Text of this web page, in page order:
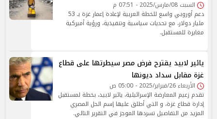
السبت 08/مارس/2025 - 07:51 م
دعم أوروبي واسع للخطة العربية لإعادة إعمار غزة بـ 53
مليار دولار، مع تحديات سياسية وتنفيذية، ورؤية أميركية
مغايرة للمستقبل.
يائير لابيد يقترح فرض مصر سيطرتها على قطاع
غزة مقابل سداد ديونها
الأربعاء 26/فبراير/2025 - 05:00 ص
تقدم زعيم المعارضة الإسرائيلية، يائير لابيد، بخطة لمستقبل
إدارة قطاع غزة، و التي أطلق عليها إسم الحل المصري
المزيد من التفاصيل تسردها الموجز في التقرير التالي.